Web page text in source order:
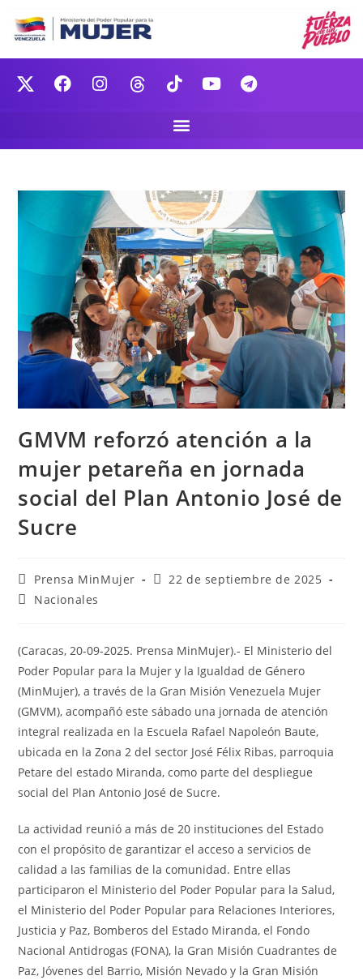
GMVM reforzó atención a la
mujer petareña en jornada
social del Plan Antonio José de
Sucre
Prensa MinMujer
22 de septiembre de 2025
Nacionales
(Caracas, 20-09-2025. Prensa MinMujer).- El Ministerio del
Poder Popular para la Mujer y la Igualdad de Género
(MinMujer), a través de la Gran Misión Venezuela Mujer
(GMVM), acompañó este sábado una jornada de atención
integral realizada en la Escuela Rafael Napoleón Baute,
ubicada en la Zona 2 del sector José Félix Ribas, parroquia
Petare del estado Miranda, como parte del despliegue
social del Plan Antonio José de Sucre.
La actividad reunió a más de 20 instituciones del Estado
con el propósito de garantizar el acceso a servicios de
calidad a las familias de la comunidad. Entre ellas
participaron el Ministerio del Poder Popular para la Salud,
el Ministerio del Poder Popular para Relaciones Interiores,
Justicia y Paz, Bomberos del Estado Miranda, el Fondo
Nacional Antidrogas (FONA), la Gran Misión Cuadrantes de
Paz, Jóvenes del Barrio, Misión Nevado y la Gran Misión